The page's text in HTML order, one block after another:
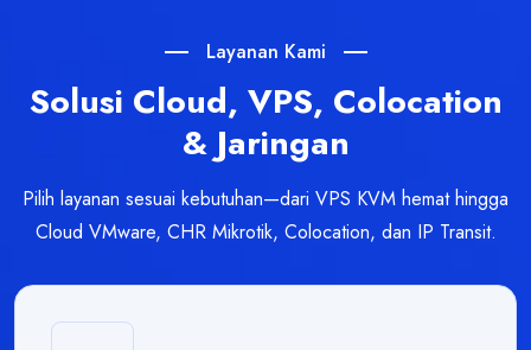
Layanan Kami
Solusi Cloud, VPS, Colocation
& Jaringan
Pilih layanan sesuai kebutuhan—dari VPS KVM hemat hingga
Cloud VMware, CHR Mikrotik, Colocation, dan IP Transit.